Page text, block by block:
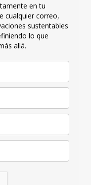
en tu
cualquier correo,
sustentables
lo que
allá.